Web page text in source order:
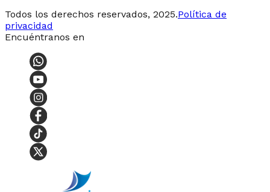
Todos los derechos reservados, 2025.Política de
privacidad
Encuéntranos en